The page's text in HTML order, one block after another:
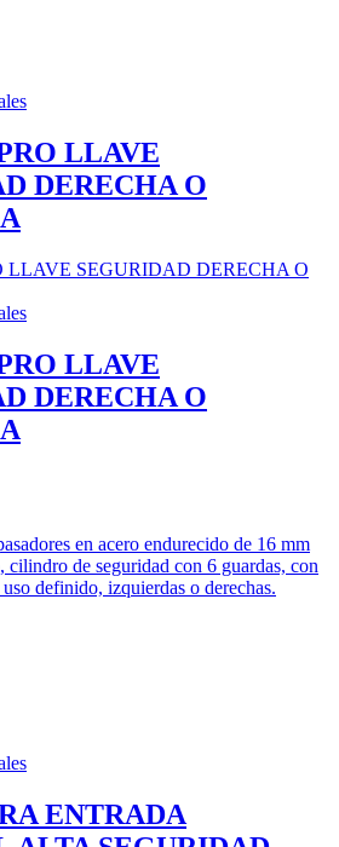
LLAVE
DERECHA O
LLAVE
DERECHA O
en acero endurecido de 16 mm
cilindro de seguridad con 6 guardas, con
definido, izquierdas o derechas.
ENTRADA